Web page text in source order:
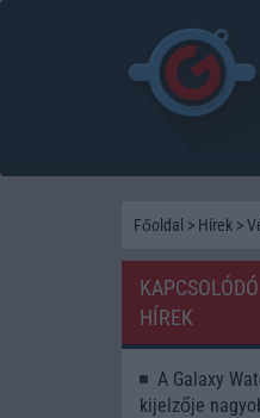
Főoldal > Hírek >
KAPCSOLÓDÓ
HÍREK
A Galaxy
kijelzője